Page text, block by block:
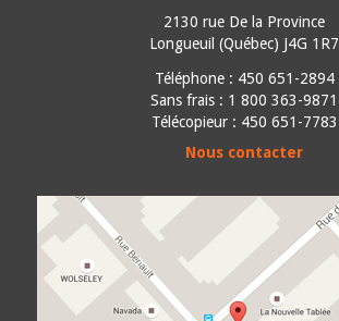
2130 rue De la Province
Longueuil (Québec) J4G 1R7
Téléphone : 450 651-2894
Sans frais : 1 800 363-9871
Télécopieur : 450 651-7783
Nous contacter